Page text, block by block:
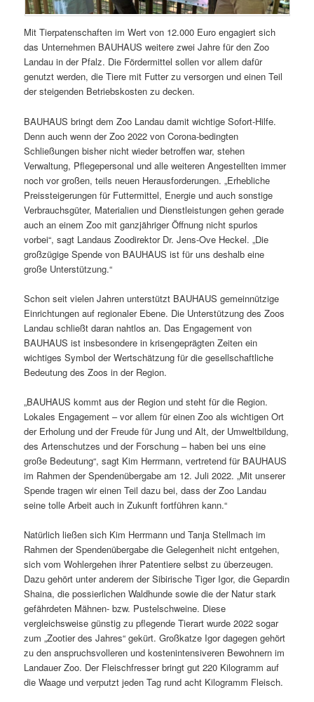
Mit Tierpatenschaften im Wert von 12.000 Euro engagiert sich
das Unternehmen BAUHAUS weitere zwei Jahre für den Zoo
Landau in der Pfalz. Die Fördermittel sollen vor allem dafür
genutzt werden, die Tiere mit Futter zu versorgen und einen Teil
der steigenden Betriebskosten zu decken.
BAUHAUS bringt dem Zoo Landau damit wichtige Sofort-Hilfe.
Denn auch wenn der Zoo 2022 von Corona-bedingten
Schließungen bisher nicht wieder betroffen war, stehen
Verwaltung, Pflegepersonal und alle weiteren Angestellten immer
noch vor großen, teils neuen Herausforderungen. „Erhebliche
Preissteigerungen für Futtermittel, Energie und auch sonstige
Verbrauchsgüter, Materialien und Dienstleistungen gehen gerade
auch an einem Zoo mit ganzjähriger Öffnung nicht spurlos
vorbei“, sagt Landaus Zoodirektor Dr. Jens-Ove Heckel. „Die
großzügige Spende von BAUHAUS ist für uns deshalb eine
große Unterstützung.“
Schon seit vielen Jahren unterstützt BAUHAUS gemeinnützige
Einrichtungen auf regionaler Ebene. Die Unterstützung des Zoos
Landau schließt daran nahtlos an. Das Engagement von
BAUHAUS ist insbesondere in krisengeprägten Zeiten ein
wichtiges Symbol der Wertschätzung für die gesellschaftliche
Bedeutung des Zoos in der Region.
„BAUHAUS kommt aus der Region und steht für die Region.
Lokales Engagement – vor allem für einen Zoo als wichtigen Ort
der Erholung und der Freude für Jung und Alt, der Umweltbildung,
des Artenschutzes und der Forschung – haben bei uns eine
große Bedeutung“, sagt Kim Herrmann, vertretend für BAUHAUS
im Rahmen der Spendenübergabe am 12. Juli 2022. „Mit unserer
Spende tragen wir einen Teil dazu bei, dass der Zoo Landau
seine tolle Arbeit auch in Zukunft fortführen kann.“
Natürlich ließen sich Kim Herrmann und Tanja Stellmach im
Rahmen der Spendenübergabe die Gelegenheit nicht entgehen,
sich vom Wohlergehen ihrer Patentiere selbst zu überzeugen.
Dazu gehört unter anderem der Sibirische Tiger Igor, die Gepardin
Shaina, die possierlichen Waldhunde sowie die der Natur stark
gefährdeten Mähnen- bzw. Pustelschweine. Diese
vergleichsweise günstig zu pflegende Tierart wurde 2022 sogar
zum „Zootier des Jahres“ gekürt. Großkatze Igor dagegen gehört
zu den anspruchsvolleren und kostenintensiveren Bewohnern im
Landauer Zoo. Der Fleischfresser bringt gut 220 Kilogramm auf
die Waage und verputzt jeden Tag rund acht Kilogramm Fleisch.